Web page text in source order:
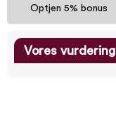
Optjen 5% bonus
Vores vurdering